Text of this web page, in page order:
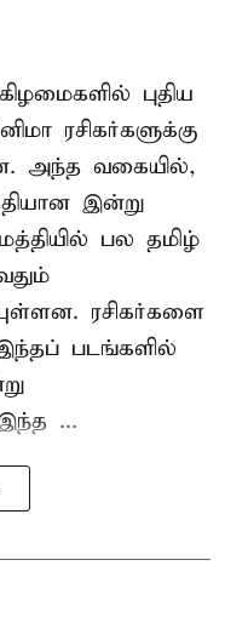
புதிய
ரசிகர்களுக்கு
அந்த வகையில்,
இன்று
மத்தியில் பல தமிழ்
ரசிகர்களை
படங்களில்
...